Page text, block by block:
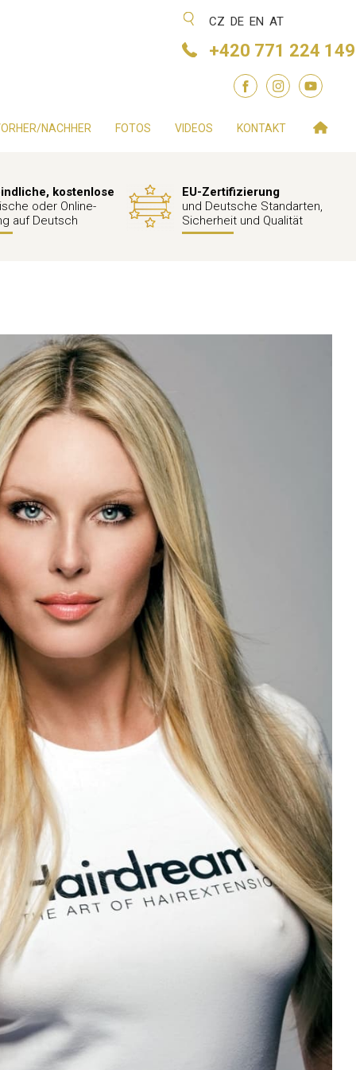
CZ DE EN AT
+420 771 224 149
NACHHER FOTOS VIDEOS KONTAKT
kostenlose
oder Online-
auf Deutsch
EU-Zertifizierung
und Deutsche Standarten,
Sicherheit und Qualität